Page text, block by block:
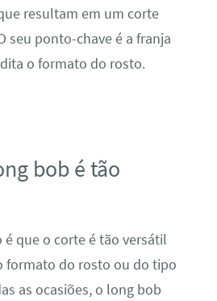
resultam em um corte
seu ponto-chave é a franja
o formato do rosto.
bob é tão
que o corte é tão versátil
formato do rosto ou do tipo
as ocasiões, o long bob